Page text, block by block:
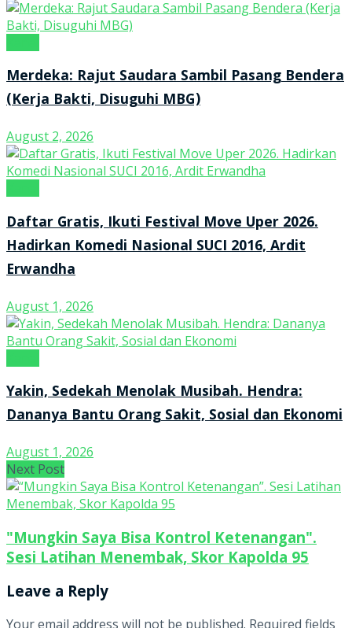
Merdeka: Rajut Saudara Sambil Pasang Bendera
(Kerja Bakti, Disuguhi MBG)
August 2, 2026
Daftar Gratis, Ikuti Festival Move Uper 2026.
Hadirkan Komedi Nasional SUCI 2016, Ardit
Erwandha
August 1, 2026
Yakin, Sedekah Menolak Musibah. Hendra:
Dananya Bantu Orang Sakit, Sosial dan Ekonomi
August 1, 2026
Next Post
"Mungkin Saya Bisa Kontrol Ketenangan".
Sesi Latihan Menembak, Skor Kapolda 95
Leave a Reply
Your email address will not be published. Required fields